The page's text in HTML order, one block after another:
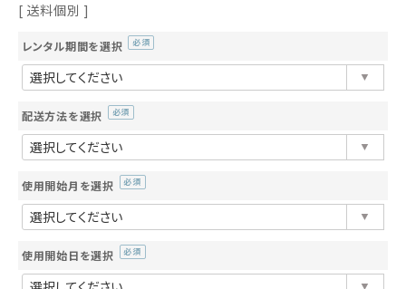
送料個別
レンタル期間を選択
配送方法を選択
須)
使用開始月を選択
須)
使用開始日を選択